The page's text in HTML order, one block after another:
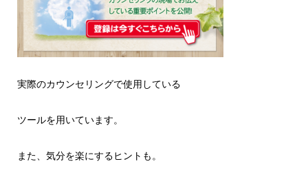
実際のカウンセリングで使用している
ツールを用いています。
また、気分を楽にするヒントも。